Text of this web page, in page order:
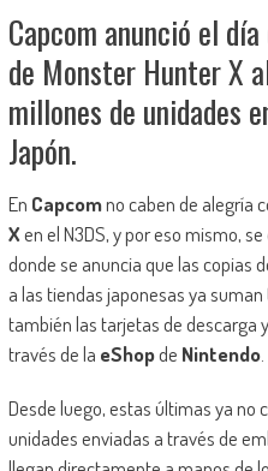
Capcom anunció el
de Monster Hunter X
millones de unidades
Japón.
En Capcomno caben de alegría
Xen el N3DS, y por eso mismo,
donde se anuncia que las copias
a las tiendas japonesas ya
también las tarjetas de descarga
través de la eShopde Nintendo.
Desde luego, estas últimas ya no
unidades enviadas a través de